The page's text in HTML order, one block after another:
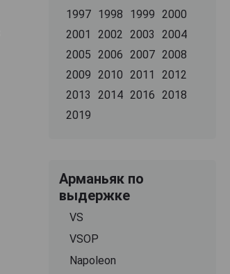
1997 1998 1999
2000
2001
2002 2003
2004
2005
2006 2007 2008
2009
2010 2011
2012
2013
2014 2016
2018
2019
Арманьяк по
выдержке
VS
VSOP
Napoleon